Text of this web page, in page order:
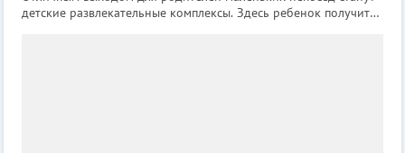
детские развлекательные комплексы. Здесь ребенок получит